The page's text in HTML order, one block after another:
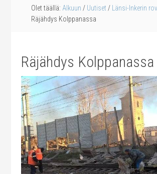
Olet täällä: Alkuun / Uutiset / Länsi-Inkerin
Räjähdys Kolppanassa
Räjähdys Kolppanassa